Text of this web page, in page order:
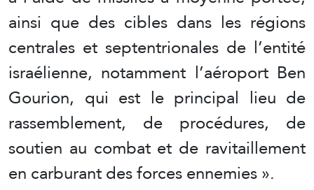
ainsi que des cibles dans les régions
centrales et septentrionales de l’entité
israélienne, notamment l’aéroport Ben
Gourion, qui est le principal lieu de
rassemblement, de procédures, de
soutien au combat et de ravitaillement
en carburant des forces ennemies ».